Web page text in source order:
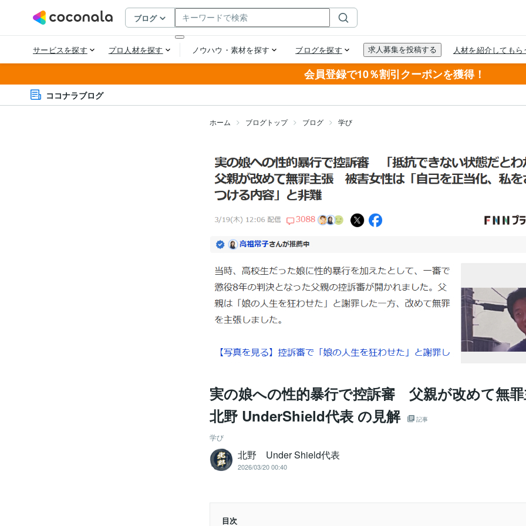
会員登録で10％割引クーポンを獲得！
ココナラブログ
ホーム ブログトップ ブログ 学び
実の娘への性的暴行で控訴審 父親が改めて無
北野 UnderShield代表 の見解
記事
学び
北野 Under Shield代表
2026/03/20 00:40
目次